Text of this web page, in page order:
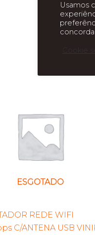
ESGOTADO
REDE WIFI
C/ANTENA USB
Usamos